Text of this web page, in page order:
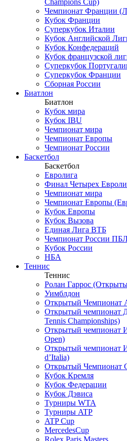
Champions Cup)
Чемпионат Франции
Кубок Франции
Суперкубок Италии
Кубок Английской
Кубок Конфедераций
Кубок французской
Суперкубок
Суперкубок Франции
Сборная России
Биатлон
Биатлон
Кубок мира
Кубок IBU
Чемпионат мира
Чемпионат Европы
Чемпионат России
Баскетбол
Баскетбол
Евролига
Финал Четырех
Чемпионат мира
Чемпионат Европы
Кубок Европы
Кубок Вызова
Единая Лига ВТБ
Чемпионат России
Кубок России
НБА
Теннис
Теннис
Ролан Гаррос
Уимблдон
Открытый Чемпионат
Открытый чемпионат
Tennis Championships)
Открытый чемпионат
Open)
Открытый чемпионат
d’Italia)
Открытый Чемпионат
Кубок Кремля
Кубок Федерации
Кубок Дэвиса
Турниры WTA
Турниры ATP
ATP Cup
MercedesCup
Rolex Paris Masters